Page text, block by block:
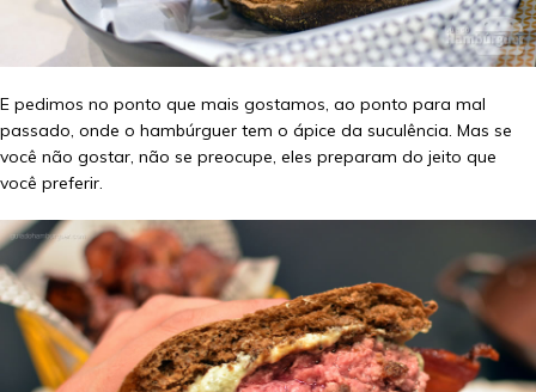
E pedimos no ponto que mais gostamos, ao ponto para mal
passado, onde o hambúrguer tem o ápice da suculência. Mas se
você não gostar, não se preocupe, eles preparam do jeito que
você preferir.